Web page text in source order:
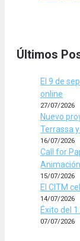
Últimos
El 9 de
online
27/07/2026
Nuevo
Terrassa
16/07/2026
Call for
15/07/2026
El CITM
14/07/2026
Éxito del
07/07/2026